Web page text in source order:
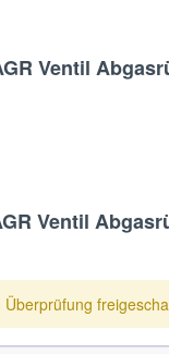
Ventil
Ventil